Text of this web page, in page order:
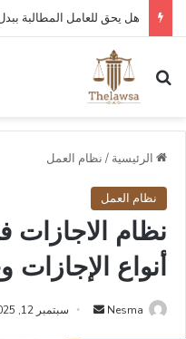
هل يحق للعامل المطالبة
بحث عن
الرئيسية / نظام العمل
نظام العمل
نظام
أنواع الإجازات
Nesma
أرسل سبتمبر 12, 2025